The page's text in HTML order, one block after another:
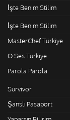
İşte Benim Stilim
İşte Benim Stilim
MasterChef Türkiye
O Ses Türkiye
Parola Parola
Survivor
Şanslı Pasaport